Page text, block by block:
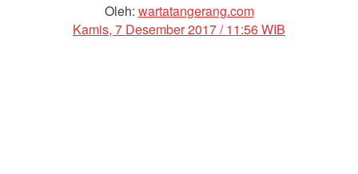
Oleh: wartatangerang.com
Kamis, 7 Desember 2017 / 11:56 WIB